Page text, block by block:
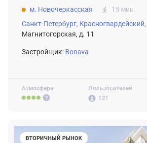
Атмосфера
Пользователей
131
м. Новочеркасская
15 мин.
Санкт-Петербург, Красногвардейский,
Магнитогорская, д. 11
Застройщик: Bonava
ВТОРИЧНЫЙ РЫНОК